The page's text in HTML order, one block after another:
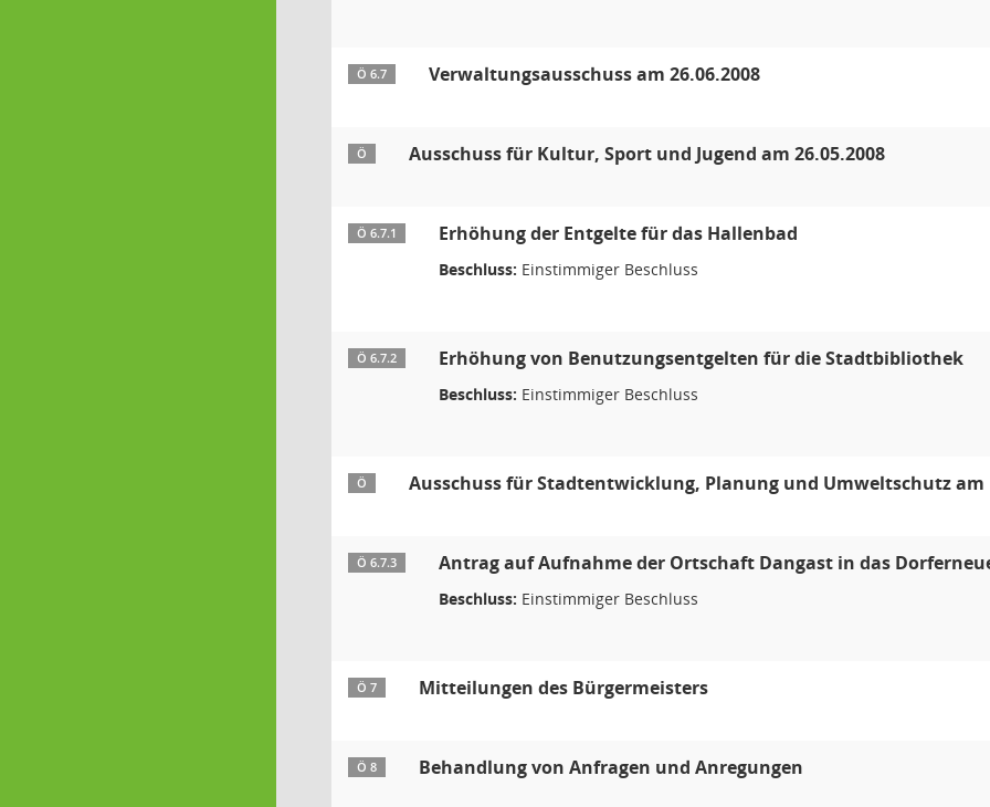
Ö 6.7 Verwaltungsausschuss am 26.06.2008
Ö Ausschuss für Kultur, Sport und Jugend am 26.05.2008
Ö 6.7.1 Erhöhung der Entgelte für das Hallenbad
Beschluss: Einstimmiger Beschluss
Ö 6.7.2 Erhöhung von Benutzungsentgelten für die Stadtbibliothek
Beschluss: Einstimmiger Beschluss
Ö Ausschuss für Stadtentwicklung, Planung und Umweltschutz am
Ö 6.7.3 Antrag auf Aufnahme der Ortschaft Dangast in das
Beschluss: Einstimmiger Beschluss
Ö 7 Mitteilungen des Bürgermeisters
Ö 8 Behandlung von Anfragen und Anregungen